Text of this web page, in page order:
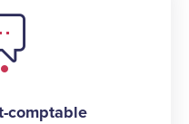
comptable